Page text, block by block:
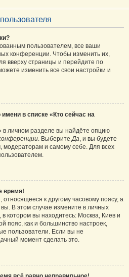
пользователем, все ваши
конференции. Чтобы изменить их,
вверху страницы и перейдите по
изменить все свои настройки и
в списке «Кто сейчас на
в личном разделе вы найдёте опцию
. ВыберитеДа, и вы будете
модераторам и самому себе. Для всех
время!
к другому часовому поясу, а
В этом случае измените в личных
в котором вы находитесь: Москва, Киев и
пояс, как и большинство настроек,
пользователи. Если вы не
момент сделать это.